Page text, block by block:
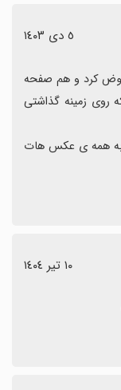
٥ دی ١٤٠٣
١٠ تیر ١٤٠٤